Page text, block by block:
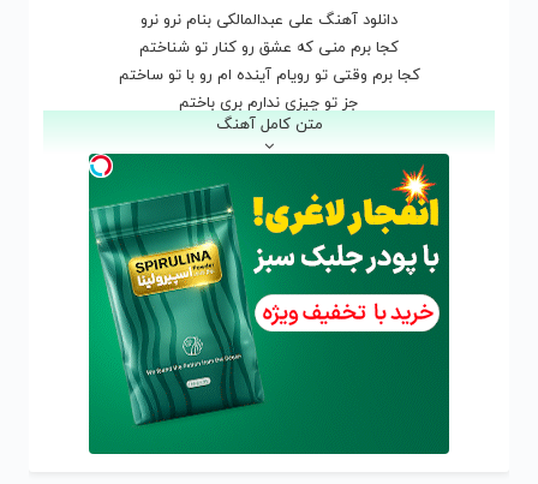
دانلود آهنگ علی عبدالمالکی بنام نرو نرو
کجا برم منی که عشق رو کنار تو شناختم
کجا برم وقتی تو رویام آینده ام رو با تو ساختم
جز تو چیزی ندارم بری باختم
نرو نرو نذار تنها بمونم بی تو
نرو نرو همه ی زندگیمی تو
نرو نرو کاشکی یه چیزی بگی تو
اگه یه روزی دلم هواتو کرد بهش چی بگم
اگه هرشب ازم خواست بگم برگرد بهش چی بگم
من که یه روزی عشقتو عمرتو زندگیت بودم
منی که مرحم دردو غماتو بیتابیت بودم
نرو نرو نذار تنها بمونم بی تو
نرو نرو همه ی زندگیمی تو
نرو نرو کاشکی یه چیزی بگی تو
متن کامل آهنگ